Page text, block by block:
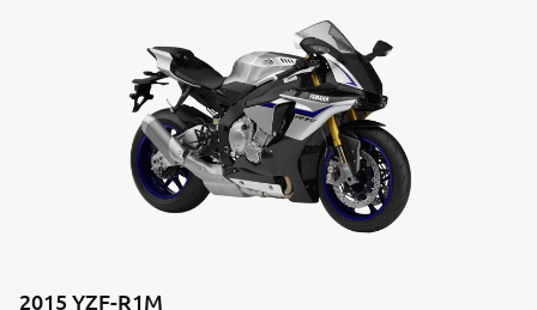
2015 YZF-R1M